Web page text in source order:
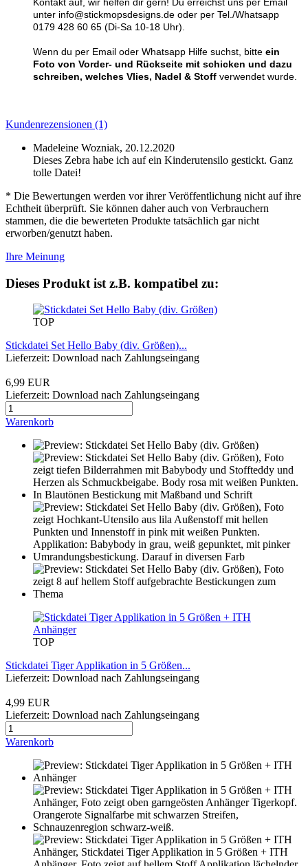
unter info@stickmopsdesigns.de oder per Tel./Whatsapp
0179 428 60 65 (Di-Sa 10-18 Uhr).
Wenn du per Email oder Whatsapp Hilfe suchst, bitte ein
Foto von Vorder- und Rückseite mit schicken und dazu
schreiben, welches Vlies, Nadel & Stoff verwendet wurde.
Kundenrezensionen (1)
Madeleine Wozniak, 20.12.2020
Dieses Zebra habe ich auf ein Kinderutensilo gestickt. Ganz
tolle Datei!
* Die Bewertungen werden vor ihrer Veröffentlichung nicht auf ihre
Echtheit überprüft. Sie können daher auch von Verbrauchern
stammen, die die bewerteten Produkte tatsächlich gar nicht
erworben/genutzt haben.
Ihre Meinung
Dieses Produkt ist z.B. kompatibel zu:
TOP
Stickdatei Set Hello Baby (div. Größen)...
Lieferzeit: Download nach Zahlungseingang
6,99 EUR
Lieferzeit: Download nach Zahlungseingang
Warenkorb
TOP
Stickdatei Tiger Applikation in 5 Größen...
Lieferzeit: Download nach Zahlungseingang
4,99 EUR
Lieferzeit: Download nach Zahlungseingang
Warenkorb